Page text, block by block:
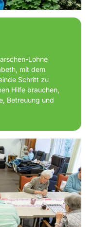
Lohne
mit dem
Schritt zu
Hilfe brauchen,
Betreuung und